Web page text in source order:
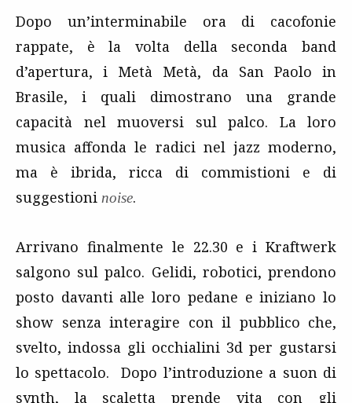
Dopo un’interminabile ora di cacofonie
rappate, è la volta della seconda band
d’apertura, i Metà Metà, da San Paolo in
Brasile, i quali dimostrano una grande
capacità nel muoversi sul palco. La loro
musica affonda le radici nel jazz moderno,
ma è ibrida, ricca di commistioni e di
suggestioni noise.
Arrivano finalmente le 22.30 e i Kraftwerk
salgono sul palco. Gelidi, robotici, prendono
posto davanti alle loro pedane e iniziano lo
show senza interagire con il pubblico che,
svelto, indossa gli occhialini 3d per gustarsi
lo spettacolo. Dopo l’introduzione a suon di
synth, la scaletta prende vita con gli